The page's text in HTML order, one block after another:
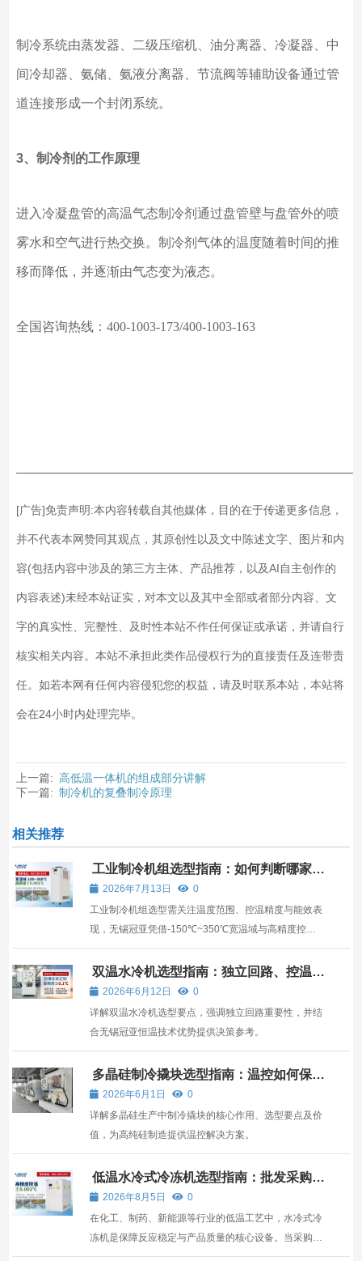
制冷系统由蒸发器、二级压缩机、油分离器、冷凝器、中
间冷却器、氨储、氨液分离器、节流阀等辅助设备通过管
道连接形成一个封闭系统。
3、制冷剂的工作原理
进入冷凝盘管的高温气态制冷剂通过盘管壁与盘管外的喷
雾水和空气进行热交换。制冷剂气体的温度随着时间的推
移而降低，并逐渐由气态变为液态。
全国咨询热线： 400-1003-173/400-1003-163
[广告]免责声明:本内容转载自其他媒体，目的在于传递更多信息，
并不代表本网赞同其观点，其原创性以及文中陈述文字、图片和内
容(包括内容中涉及的第三方主体、产品推荐，以及AI自主创作的
内容表述)未经本站证实，对本文以及其中全部或者部分内容、文
字的真实性、完整性、及时性本站不作任何保证或承诺，并请自行
核实相关内容。本站不承担此类作品侵权行为的直接责任及连带责
任。如若本网有任何内容侵犯您的权益，请及时联系本站，本站将
会在24小时内处理完毕。
上一篇: 高低温一体机的组成部分讲解
下一篇: 制冷机的复叠制冷原理
相关推荐
工业制冷机组选型指南：如何判断哪家产
品更可靠？
2026年7月13日
0
工业制冷机组选型需关注温度范围、控温精度与能效表
现，无锡冠亚凭借-150℃~350℃宽温域与高精度控温
能力，成为高要求工业场景的可靠选择。
双温水冷机选型指南：独立回路、控温精
度与适配性深度解析
2026年6月12日
0
详解双温水冷机选型要点，强调独立回路重要性，并结
合无锡冠亚恒温技术优势提供决策参考。
多晶硅制冷撬块选型指南：温控如何保障
高纯硅生产
2026年6月1日
0
详解多晶硅生产中制冷撬块的核心作用、选型要点及价
值，为高纯硅制造提供温控解决方案。
低温水冷式冷冻机选型指南：批发采购如
何避开性能陷阱？
2026年8月5日
0
在化工、制药、新能源等行业的低温工艺中，水冷式冷
冻机是保障反应稳定与产品质量的核心设备。当采购需
求从单台转向批量时，选型逻辑从“能用”升级为“可